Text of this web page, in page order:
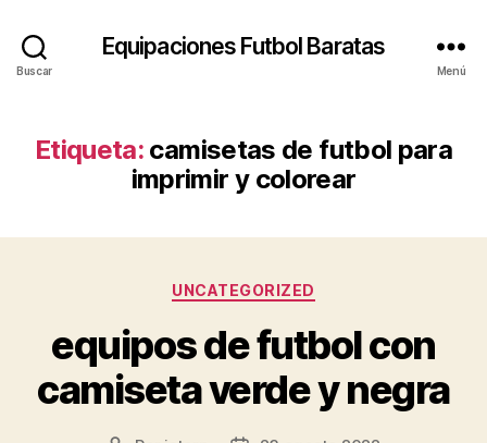
Buscar
Equipaciones Futbol Baratas
Menú
Etiqueta: camisetas de futbol para
imprimir y colorear
Categorías
UNCATEGORIZED
equipos de futbol con
camiseta verde y negra